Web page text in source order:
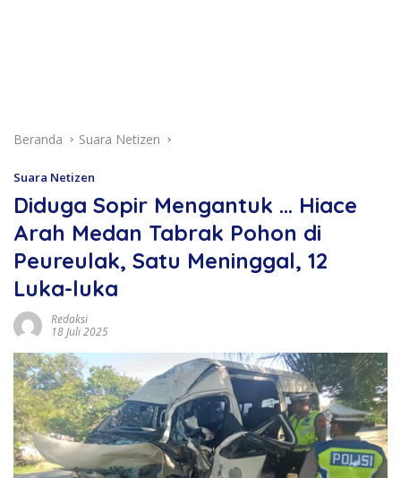
Beranda Suara Netizen
Suara Netizen
Diduga Sopir Mengantuk … Hiace
Arah Medan Tabrak Pohon di
Peureulak, Satu Meninggal, 12
Luka-luka
Redaksi
18 Juli 2025